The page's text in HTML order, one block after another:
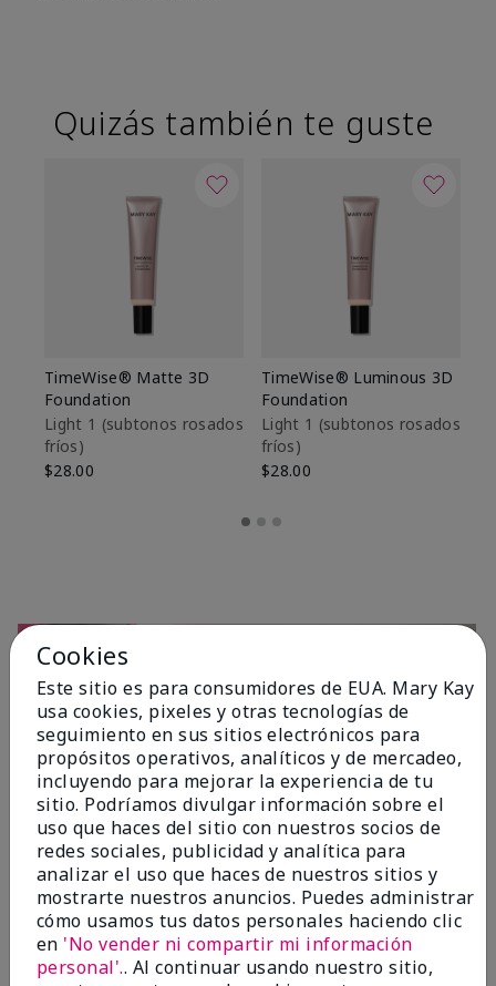
Quizás también te guste
TimeWise® Matte 3D
Foundation
Light 1​ (subtonos rosados
fríos)
$28.00
TimeWise® Luminous 3D
Foundation
Light 1​ (subtonos rosados
fríos)
$28.00
OPINIONES
4.7
10 Reseñas
Cookies
Este sitio es para consumidores de EUA. Mary Kay
usa cookies, pixeles y otras tecnologías de
seguimiento en sus sitios electrónicos para
propósitos operativos, analíticos y de mercadeo,
incluyendo para mejorar la experiencia de tu
sitio. Podríamos divulgar información sobre el
uso que haces del sitio con nuestros socios de
redes sociales, publicidad y analítica para
analizar el uso que haces de nuestros sitios y
mostrarte nuestros anuncios. Puedes administrar
cómo usamos tus datos personales haciendo clic
en 'No vender ni compartir mi información
personal'.. Al continuar usando nuestro sitio,